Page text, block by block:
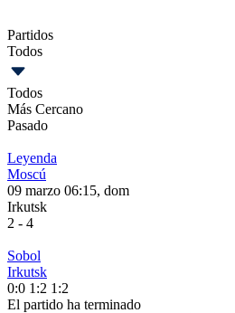
Partidos
Todos
Todos
Más Cercano
Pasado
Leyenda
Moscú
09 marzo 06:15, dom
Irkutsk
2 - 4
Sobol
Irkutsk
0:0 1:2 1:2
El partido ha terminado